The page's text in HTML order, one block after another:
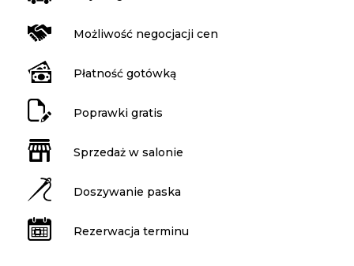
Możliwość negocjacji cen
Płatność gotówką
Poprawki gratis
Sprzedaż w salonie
Doszywanie paska
Rezerwacja terminu